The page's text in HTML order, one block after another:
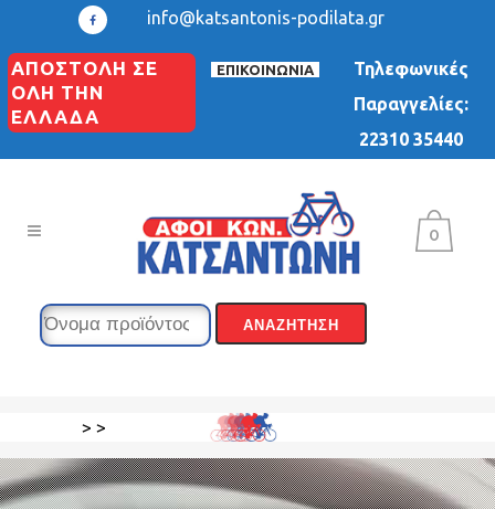
info@katsantonis-podilata.gr
ΑΠΟΣΤΟΛΗ ΣΕ
ΟΛΗ ΤΗΝ
ΕΛΛΑΔΑ
ΕΠΙΚΟΙΝΩΝΙΑ
Τηλεφωνικές
Παραγγελίες:
22310 35440
0
> >